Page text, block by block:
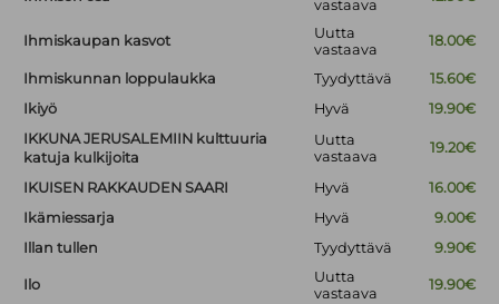
vastaava
Ihmiskaupan kasvot
Uutta
vastaava
18.00€
Ihmiskunnan loppulaukka Tyydyttävä
15.60€
Ikiyö
Hyvä
19.90€
IKKUNA JERUSALEMIIN kulttuuria
katuja kulkijoita
Uutta
vastaava
19.20€
IKUISEN RAKKAUDEN SAARI Hyvä
16.00€
Ikämiessarja
Hyvä
9.00€
Illan tullen
Tyydyttävä 9.90€
Ilo
Uutta
vastaava
19.90€